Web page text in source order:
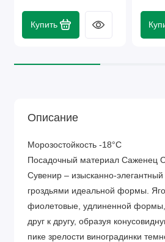
Купить
Описание
Морозостойкость -18°C
Посадочный материал Саженец
Сувенир – изысканно-
гроздьями идеальной формы.
фиолетовые, удлиненной
друг к другу, образуя
пике зрелости виноградинки